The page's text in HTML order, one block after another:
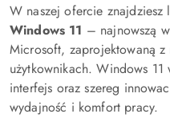
W naszej ofercie znajdziesz
Windows 11 – najnowszą
Microsoft, zaprojektowaną z
użytkownikach. Windows
interfejs oraz szereg
wydajność i komfort pracy.